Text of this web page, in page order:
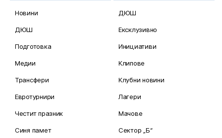
Новини
ДЮШ
Подготовка
Медии
Трансфери
Евротурнири
Честит празник
Синя памет
ДЮШ
Ексклузивно
Инициативи
Клипове
Клубни новини
Лагери
Мачове
Сектор „Б“